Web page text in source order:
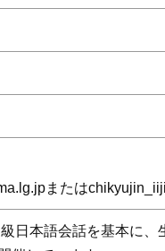
または
日本語会話を基本に